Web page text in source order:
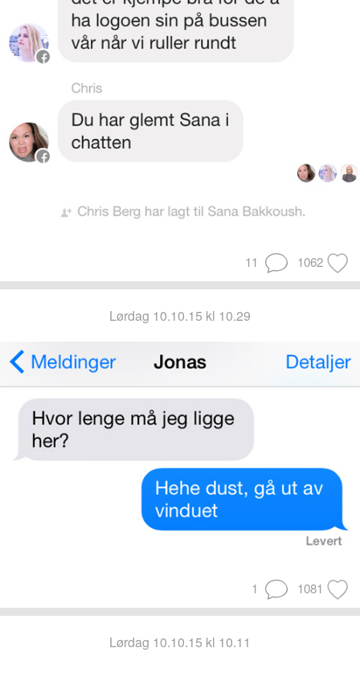
11 1062
lørdag 10.10.15 kl 10.29
1 1081
lørdag 10.10.15 kl 10.11